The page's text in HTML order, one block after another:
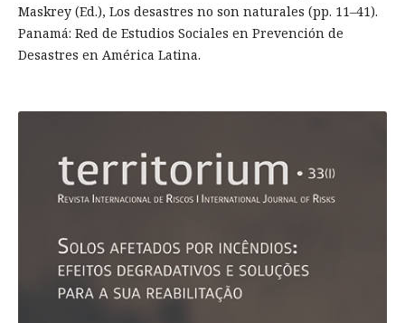
Maskrey (Ed.), Los desastres no son naturales (pp. 11–41).
Panamá: Red de Estudios Sociales en Prevención de
Desastres en América Latina.